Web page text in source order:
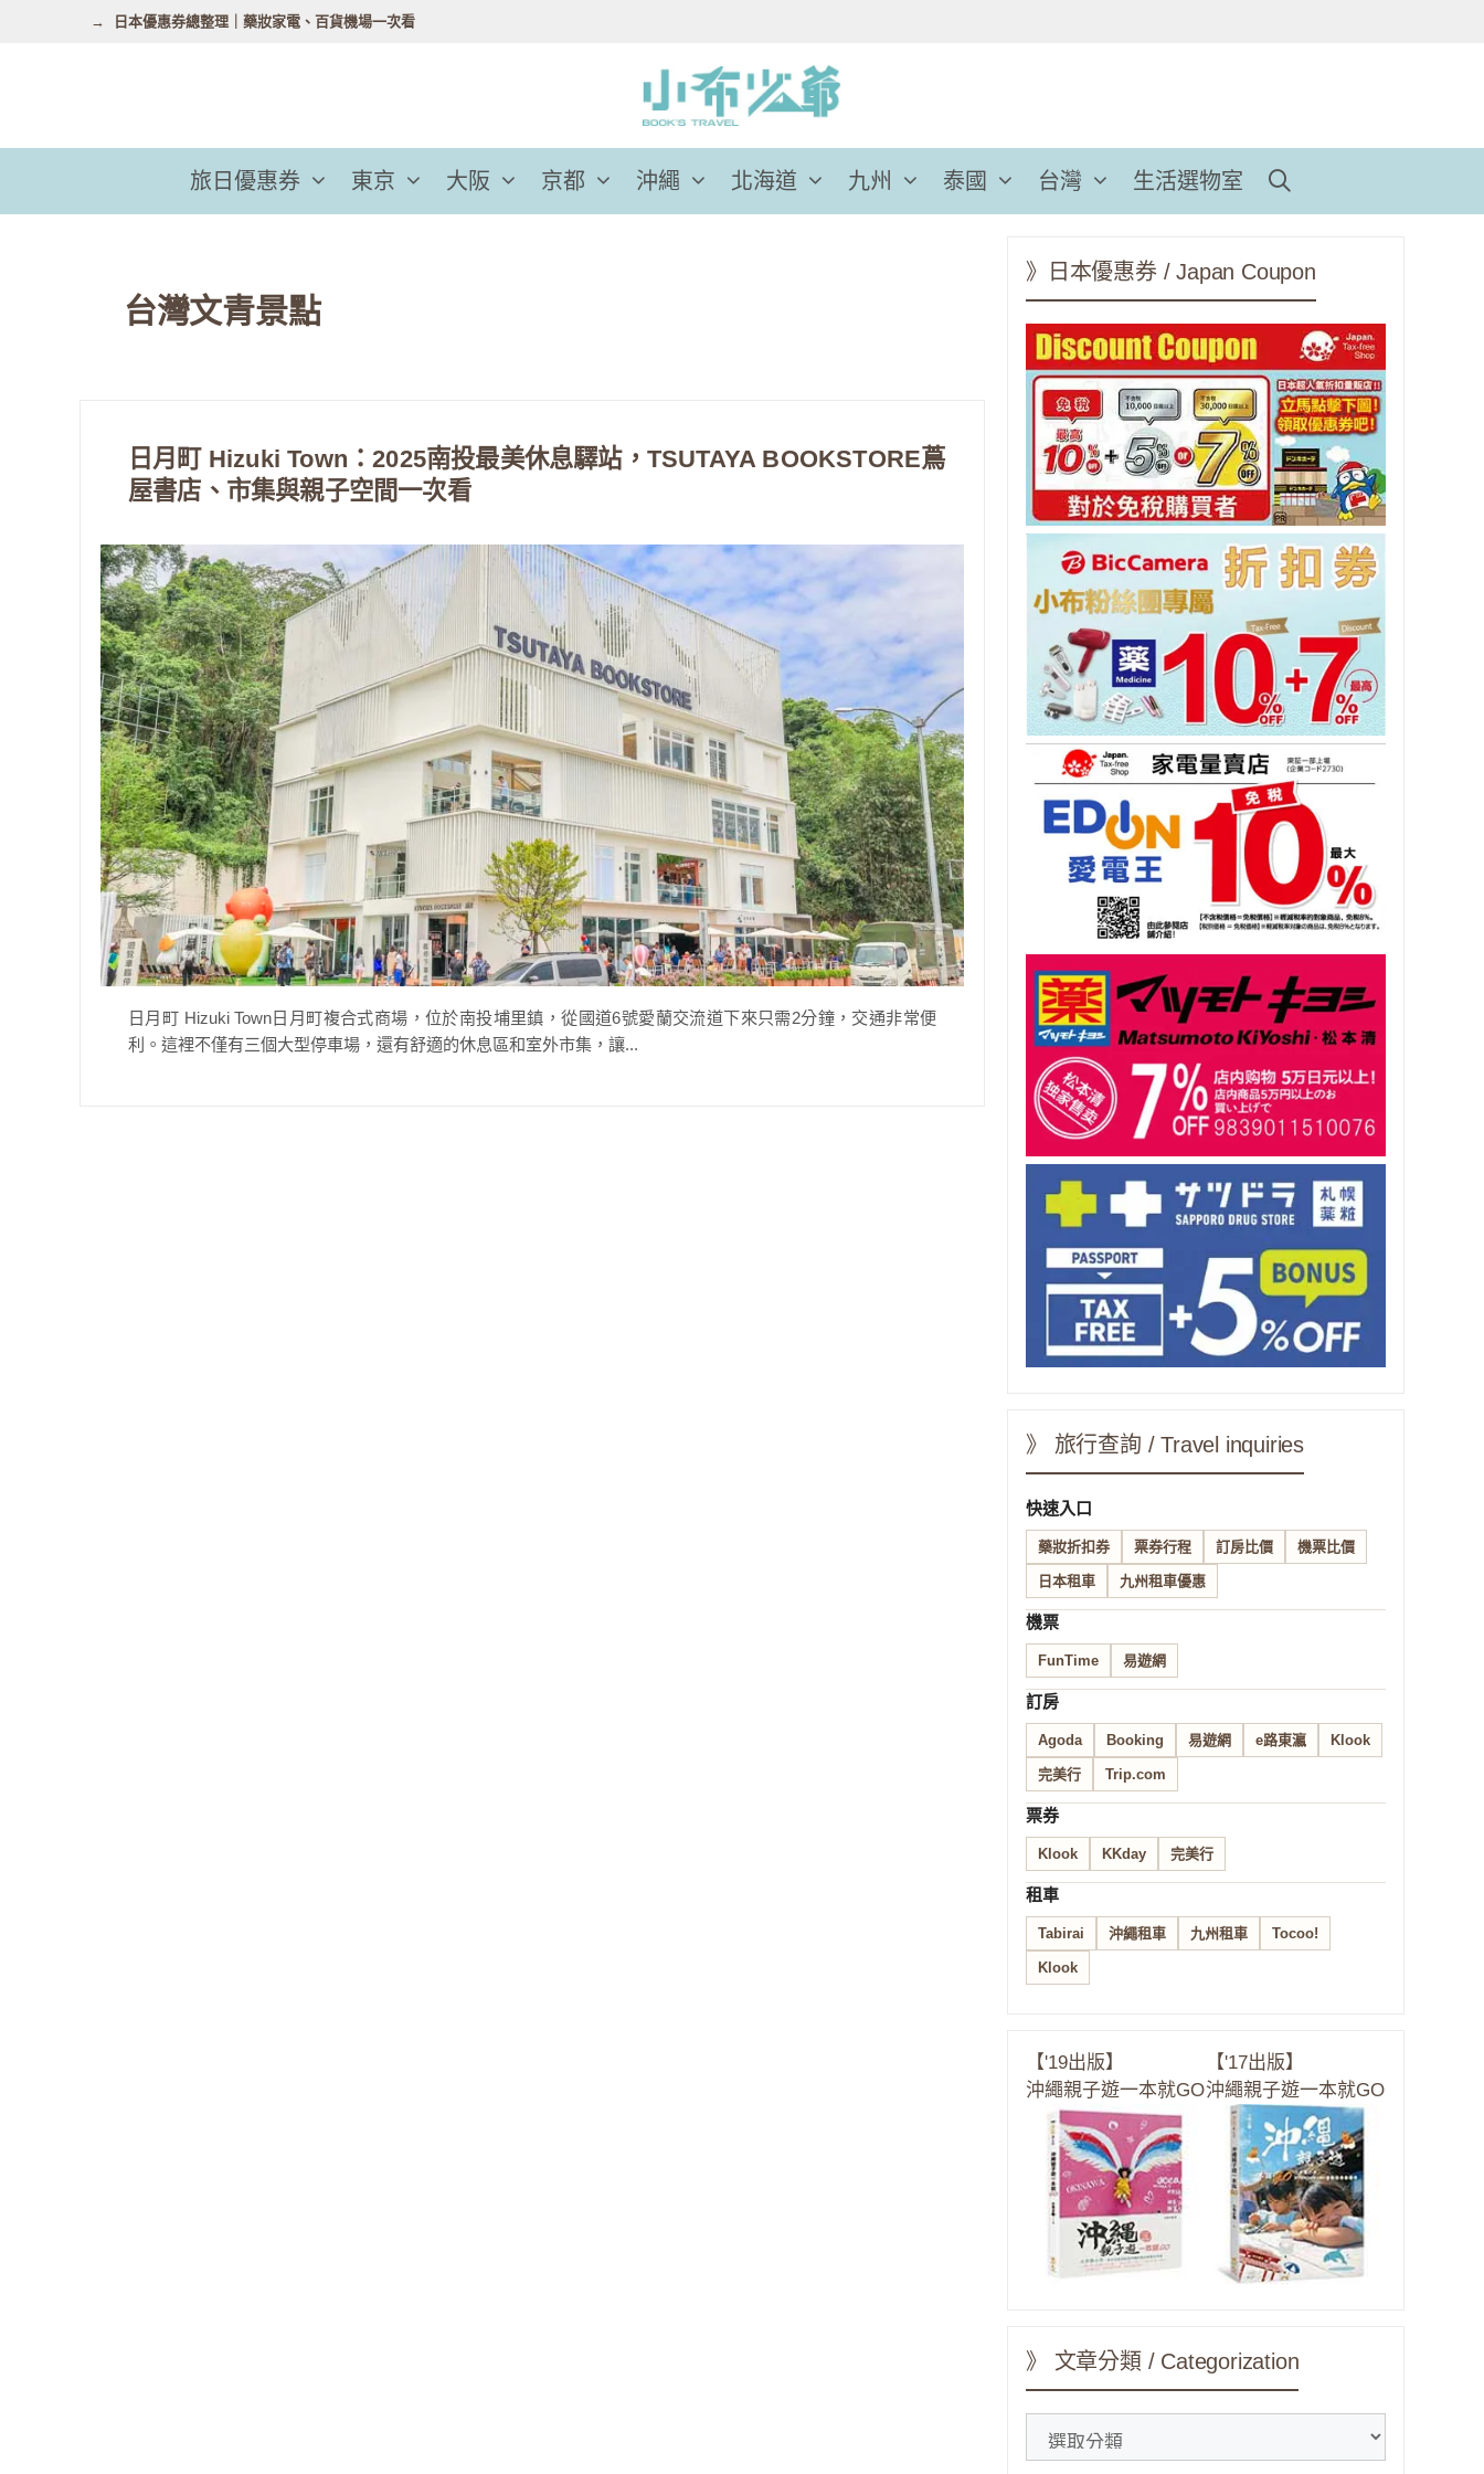
容
日本優惠券總整理｜藥妝家電、百貨機場一次看
旅日優惠券 東京 大阪 京都 沖繩 北海道 九州 泰國 台灣 生活選物室
台灣文青景點
日月町 Hizuki Town：2025南投最美休息驛站，TSUTAYA BOOKSTORE蔦
屋書店、市集與親子空間一次看
日月町 Hizuki Town日月町複合式商場，位於南投埔里鎮，從國道6號愛蘭交流道下來只需2分鐘，交通非常便
利。這裡不僅有三個大型停車場，還有舒適的休息區和室外市集，讓...
》日本優惠券 / Japan Coupon
》 旅行查詢 / Travel inquiries
快速入口
藥妝折扣券 票券行程 訂房比價 機票比價
日本租車 九州租車優惠
機票
FunTime 易遊網
訂房
Agoda Booking 易遊網 e路東瀛 Klook
完美行 Trip.com
票券
Klook KKday 完美行
租車
Tabirai 沖繩租車 九州租車 Tocoo!
Klook
【'19出版】
沖繩親子遊一本就GO
【'17出版】
沖繩親子遊一本就GO
》 文章分類 / Categorization